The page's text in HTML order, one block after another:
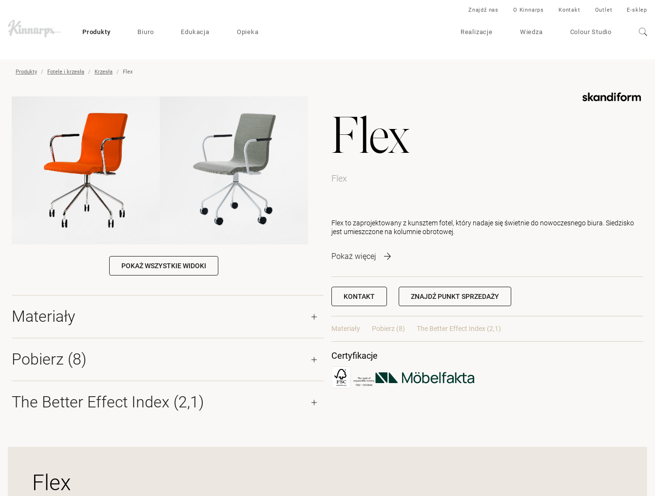
??
Produkty Biuro Edukacja Opieka Realizacje Wiedza Colour Studio
Znajdź nas O Kinnarps Kontakt Outlet E-sklep
Produkty Fotele i krzesła Krzesła Flex
Flex
Flex
Flex to zaprojektowany z kunsztem fotel, który nadaje się świetnie do nowoczesnego biura. Siedzisko
jest umieszczone na kolumnie obrotowej.
Pokaż więcej
KONTAKT ZNAJDŹ PUNKT SPRZEDAŻY
Materiały Pobierz (8) The Better Effect Index (2,1)
Certyfikacje
POKAŻ WSZYSTKIE WIDOKI
Materiały
Pobierz (8)
The Better Effect Index (2,1)
Flex